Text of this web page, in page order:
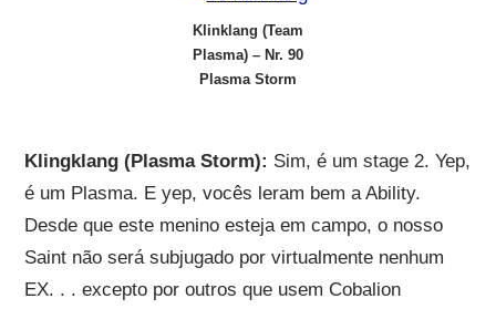
Klinklang (Team
Plasma) – Nr. 90
Plasma Storm
Klingklang (Plasma Storm): Sim, é um stage 2. Yep,
é um Plasma. E yep, vocês leram bem a Ability.
Desde que este menino esteja em campo, o nosso
Saint não será subjugado por virtualmente nenhum
EX. . . excepto por outros que usem Cobalion